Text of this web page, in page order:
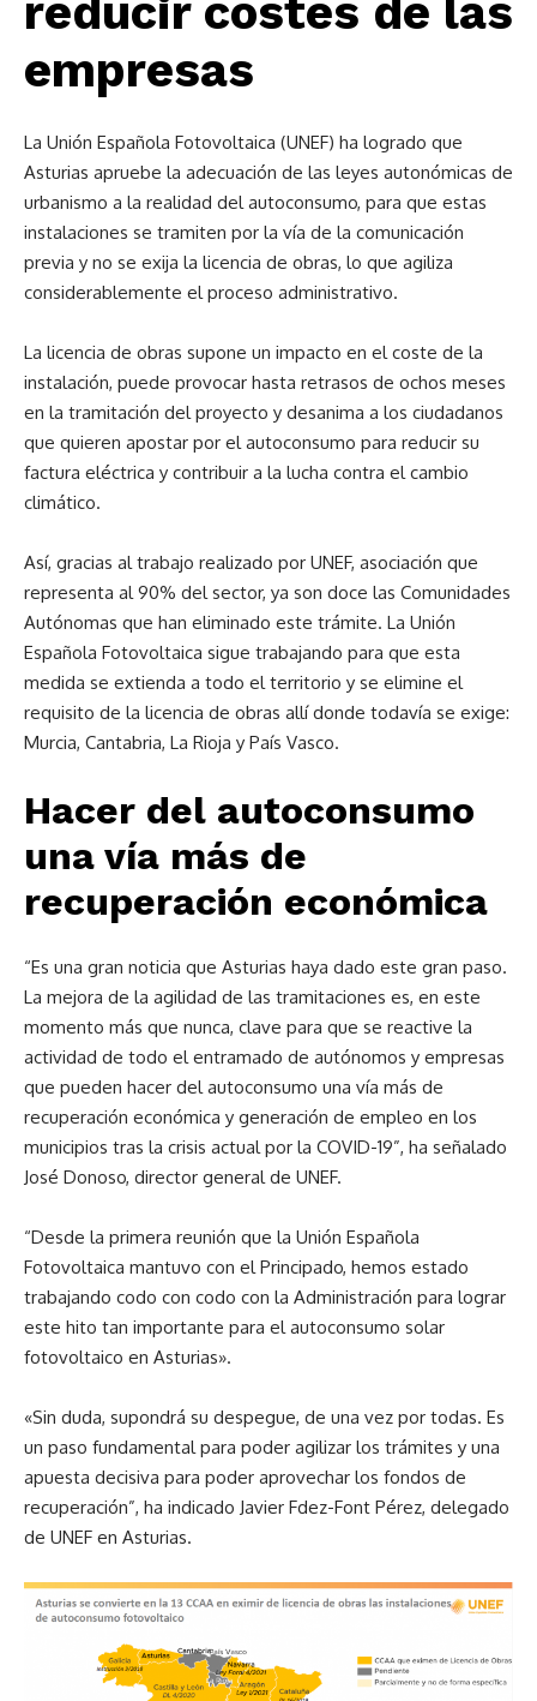
reducir costes de las
empresas
La Unión Española Fotovoltaica (UNEF) ha logrado que
Asturias apruebe la adecuación de las leyes autonómicas de
urbanismo a la realidad del autoconsumo, para que estas
instalaciones se tramiten por la vía de la comunicación
previa y no se exija la licencia de obras, lo que agiliza
considerablemente el proceso administrativo.
La licencia de obras supone un impacto en el coste de la
instalación, puede provocar hasta retrasos de ochos meses
en la tramitación del proyecto y desanima a los ciudadanos
que quieren apostar por el autoconsumo para reducir su
factura eléctrica y contribuir a la lucha contra el cambio
climático.
Así, gracias al trabajo realizado por UNEF, asociación que
representa al 90% del sector, ya son doce las Comunidades
Autónomas que han eliminado este trámite. La Unión
Española Fotovoltaica sigue trabajando para que esta
medida se extienda a todo el territorio y se elimine el
requisito de la licencia de obras allí donde todavía se exige:
Murcia, Cantabria, La Rioja y País Vasco.
Hacer del autoconsumo
una vía más de
recuperación económica
“Es una gran noticia que Asturias haya dado este gran paso.
La mejora de la agilidad de las tramitaciones es, en este
momento más que nunca, clave para que se reactive la
actividad de todo el entramado de autónomos y empresas
que pueden hacer del autoconsumo una vía más de
recuperación económica y generación de empleo en los
municipios tras la crisis actual por la COVID-19”, ha señalado
José Donoso, director general de UNEF.
“Desde la primera reunión que la Unión Española
Fotovoltaica mantuvo con el Principado, hemos estado
trabajando codo con codo con la Administración para lograr
este hito tan importante para el autoconsumo solar
fotovoltaico en Asturias».
«Sin duda, supondrá su despegue, de una vez por todas. Es
un paso fundamental para poder agilizar los trámites y una
apuesta decisiva para poder aprovechar los fondos de
recuperación”, ha indicado Javier Fdez-Font Pérez, delegado
de UNEF en Asturias.